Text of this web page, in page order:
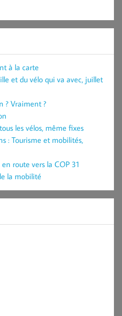
à la carte
et du vélo qui va avec, juillet
? Vraiment ?
les vélos, même fixes
: Tourisme et mobilités,
route vers la COP 31
la mobilité